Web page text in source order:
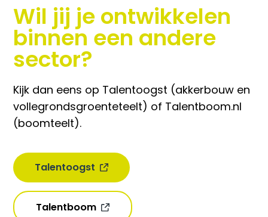
Wil jij je ontwikkelen
binnen een andere
sector?
Kijk dan eens op Talentoogst (akkerbouw en
vollegrondsgroenteteelt) of Talentboom.nl
(boomteelt).
Talentoogst
Talentboom